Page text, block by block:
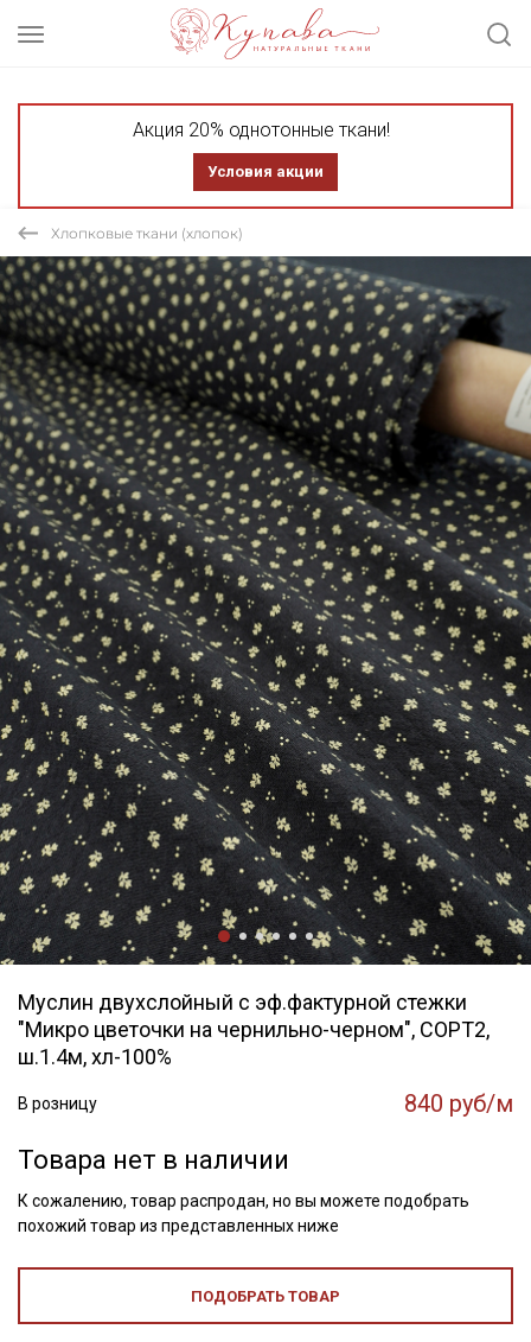
Акция 20% однотонные ткани!
Условия акции
Хлопковые ткани (хлопок)
Муслин двухслойный с эф.фактурной стежки
"Микро цветочки на чернильно-черном", СОРТ2,
ш.1.4м, хл-100%
В розницу 840 руб/м
Товара нет в наличии
К сожалению, товар распродан, но вы можете подобрать
похожий товар из представленных ниже
ПОДОБРАТЬ ТОВАР